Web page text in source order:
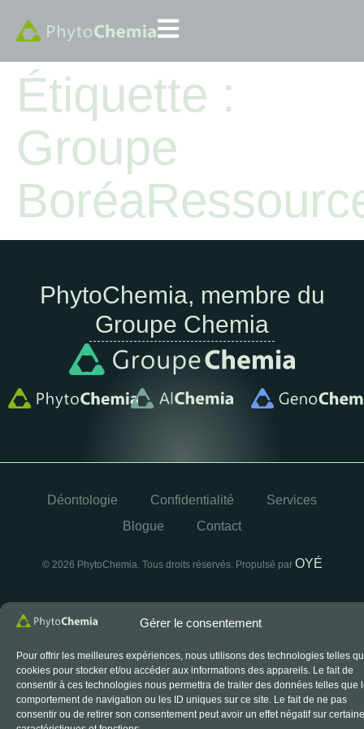
Gérer le consentement
Pour offrir les meilleures expériences, nous utilisons des technologies telles
cookies pour stocker et/ou accéder aux informations des appareils. Le fait de
consentir à ces technologies nous permettra de traiter des données telles que
comportement de navigation ou les ID uniques sur ce site. Le fait de ne pas
consentir ou de retirer son consentement peut avoir un effet négatif sur
Étiquette :
Groupe
PhytoChemia, membre du
Groupe Chemia
© 2026 PhytoChemia. Tous droits réservés. Propulsé par OYÉ
Déontologie Confidentialité
Services
Blogue
Contact
Le symbole d’accréditation du CCN est un symbole officiel